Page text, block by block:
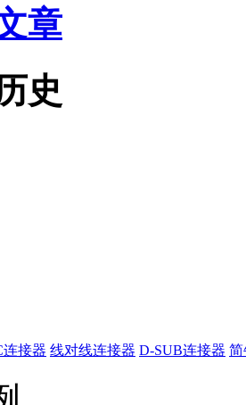
章
史
连接器 线对线连接器 D-SUB连接器 简